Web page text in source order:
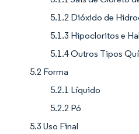
5.1.2 Dióxido de
5.1.3 Hipocloritos e
5.1.4 Outros Tipos
5.2 Forma
5.2.1 Líquido
5.2.2 Pó
5.3 Uso Final